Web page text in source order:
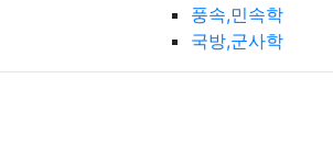
풍속,민속학
국방,군사학